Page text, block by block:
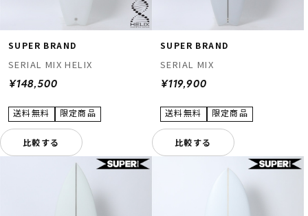
SUPER BRAND
SERIAL MIX HELIX
¥148,500
比較する
SUPER BRAND
SERIAL MIX
¥119,900
比較する